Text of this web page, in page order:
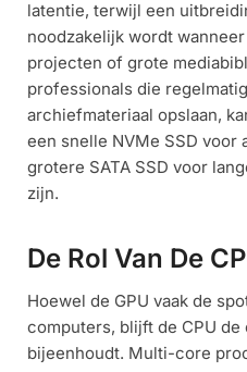
latentie, terwijl een
noodzakelijk wordt
projecten of grote
professionals die
archiefmateriaal opslaan,
een snelle NVMe SSD
grotere SATA SSD voor
zijn.
De Rol Van De
Hoewel de GPU vaak de
computers, blijft de CPU
bijeenhoudt. Multi-core